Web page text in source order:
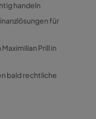
handeln
für
Prill in
bald rechtliche